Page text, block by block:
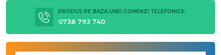
PRODUS PE BAZA UNEI COMENZI TELEFONICE:
0738 793 740